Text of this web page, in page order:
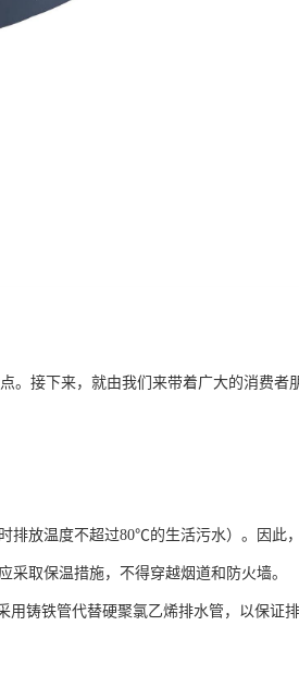
。接下来，就由我们来带着广大的消费者
排放温度不超过80℃的生活污水）。因此
采取保温措施，不得穿越烟道和防火墙。
铸铁管代替硬聚氯乙烯排水管，以保证排